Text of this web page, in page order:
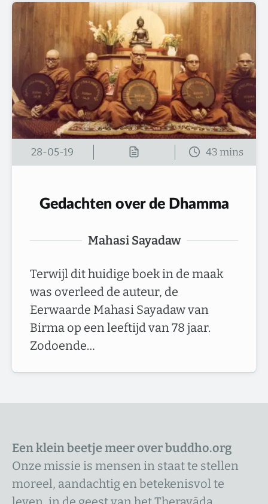
28-05-19
Gedachten over de Dhamma
Mahasi Sayadaw
Terwijl dit huidige boek in de maak
was overleed de auteur, de
Eerwaarde Mahasi Sayadaw van
Birma op een leeftijd van 78 jaar.
Zodoende…
Een klein beetje meer over buddho.org
Onze missie is mensen in staat te stellen
moreel, aandachtig en betekenisvol te